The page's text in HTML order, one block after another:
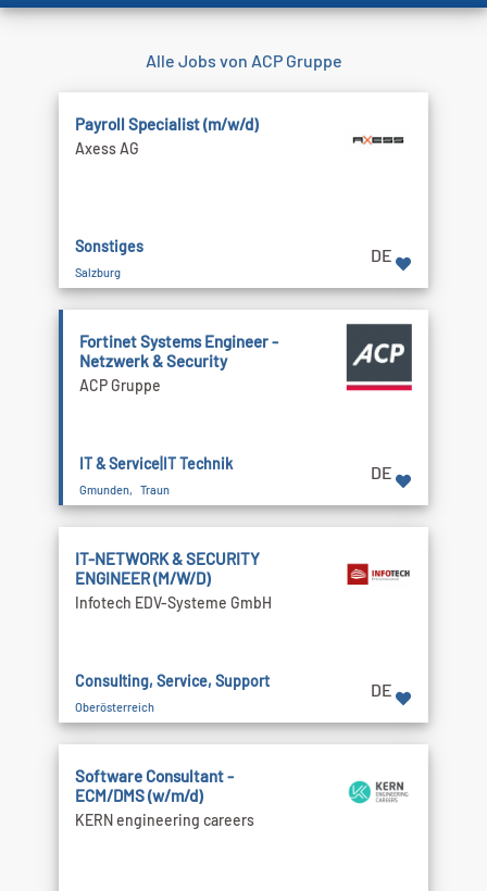
Alle Jobs von ACP Gruppe
Payroll Specialist (m/w/d)
Axess AG
Sonstiges
Salzburg
DE
Fortinet Systems Engineer -
Netzwerk & Security
ACP Gruppe
IT & Service|IT Technik
Gmunden, Traun
DE
IT-NETWORK & SECURITY
ENGINEER (M/W/D)
Infotech EDV-Systeme GmbH
Consulting, Service, Support
Oberösterreich
DE
Software Consultant -
ECM/DMS (w/m/d)
KERN engineering careers